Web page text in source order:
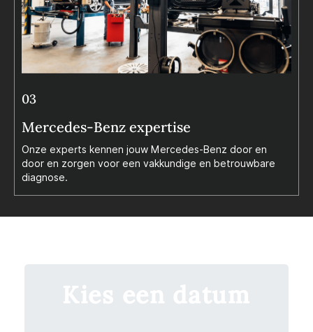
03
Mercedes-Benz expertise
Onze experts kennen jouw Mercedes-Benz door en
door en zorgen voor een vakkundige en betrouwbare
diagnose.